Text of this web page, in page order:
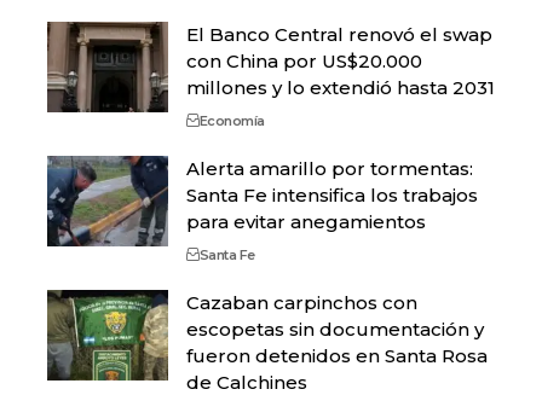
El Banco Central renovó el swap
con China por US$20.000
millones y lo extendió hasta 2031
Economía
Alerta amarillo por tormentas:
Santa Fe intensifica los trabajos
para evitar anegamientos
Santa Fe
Cazaban carpinchos con
escopetas sin documentación y
fueron detenidos en Santa Rosa
de Calchines